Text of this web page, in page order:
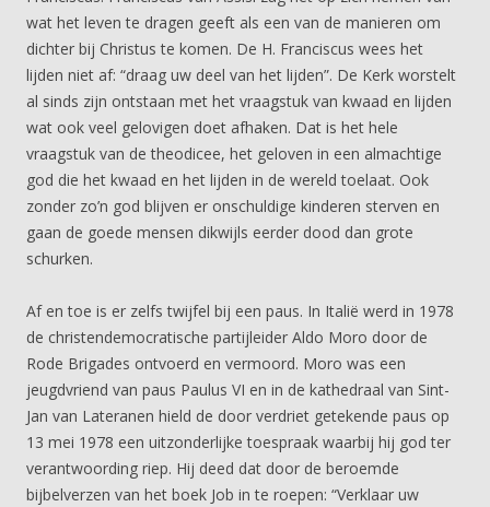
wat het leven te dragen geeft als een van de manieren om
dichter bij Christus te komen. De H. Franciscus wees het
lijden niet af: “draag uw deel van het lijden”. De Kerk worstelt
al sinds zijn ontstaan met het vraagstuk van kwaad en lijden
wat ook veel gelovigen doet afhaken. Dat is het hele
vraagstuk van de theodicee, het geloven in een almachtige
god die het kwaad en het lijden in de wereld toelaat. Ook
zonder zo’n god blijven er onschuldige kinderen sterven en
gaan de goede mensen dikwijls eerder dood dan grote
schurken.
Af en toe is er zelfs twijfel bij een paus. In Italië werd in 1978
de christendemocratische partijleider Aldo Moro door de
Rode Brigades ontvoerd en vermoord. Moro was een
jeugdvriend van paus Paulus VI en in de kathedraal van Sint-
Jan van Lateranen hield de door verdriet getekende paus op
13 mei 1978 een uitzonderlijke toespraak waarbij hij god ter
verantwoording riep. Hij deed dat door de beroemde
bijbelverzen van het boek Job in te roepen: “Verklaar uw